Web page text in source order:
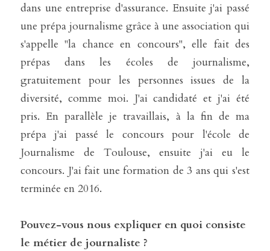
dans une entreprise d'assurance. Ensuite j'ai passé
une prépa journalisme grâce à une association qui
s'appelle ''la chance en concours", elle fait des
prépas dans les écoles de journalisme,
gratuitement pour les personnes issues de la
diversité, comme moi. J'ai candidaté et j'ai été
pris. En parallèle je travaillais, à la fin de ma
prépa j'ai passé le concours pour l'école de
Journalisme de Toulouse, ensuite j'ai eu le
concours. J'ai fait une formation de 3 ans qui s'est
terminée en 2016.
Pouvez-vous nous expliquer en quoi consiste
le métier de journaliste ?